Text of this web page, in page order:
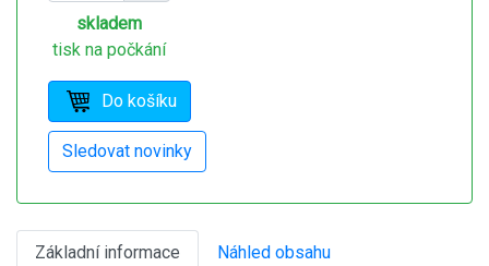
skladem
tisk na počkání
Základní informace Náhled obsahu